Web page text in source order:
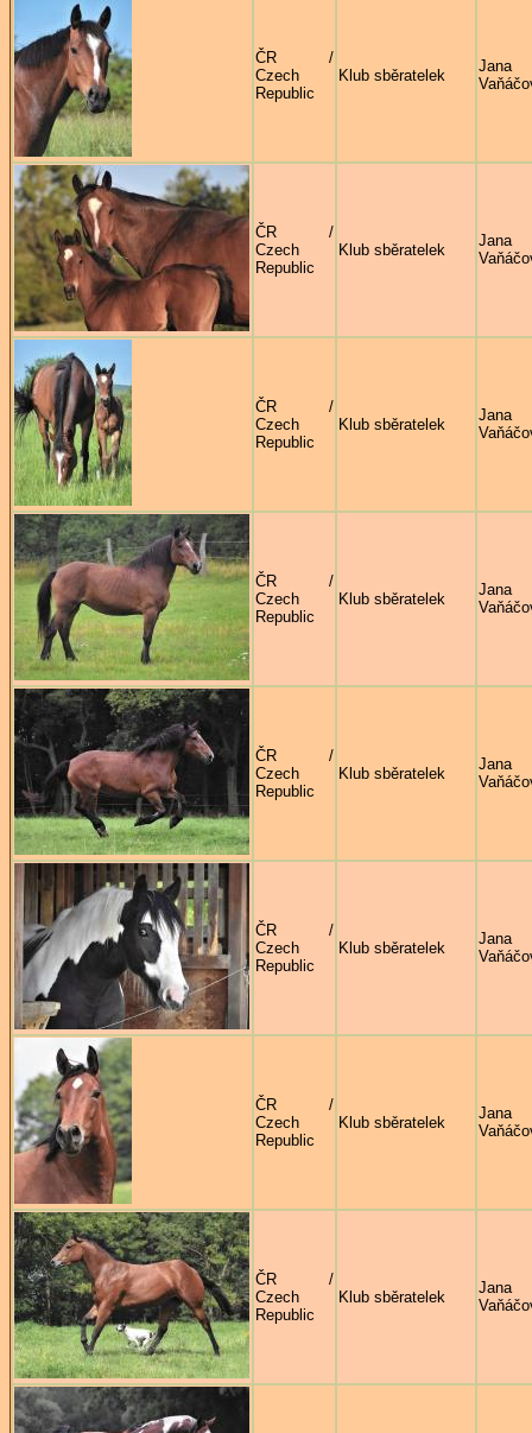
ČR /
Czech
Republic
Klub sběratelek
Jana
ČR /
Czech
Republic
Klub sběratelek
Jana
ČR /
Czech
Republic
Klub sběratelek
Jana
ČR /
Czech
Republic
Klub sběratelek
Jana
ČR /
Czech
Republic
Klub sběratelek
Jana
ČR /
Czech
Republic
Klub sběratelek
Jana
ČR /
Czech
Republic
Klub sběratelek
Jana
ČR /
Czech
Republic
Klub sběratelek
Jana